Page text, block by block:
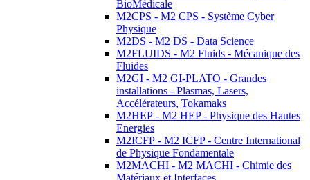
BioMédicale
M2CPS - M2 CPS - Système Cyber
Physique
M2DS - M2 DS - Data Science
M2FLUIDS - M2 Fluids - Mécanique des
Fluides
M2GI - M2 GI-PLATO - Grandes
installations - Plasmas, Lasers,
Accélérateurs, Tokamaks
M2HEP - M2 HEP - Physique des Hautes
Energies
M2ICFP - M2 ICFP - Centre International
de Physique Fondamentale
M2MACHI - M2 MACHI - Chimie des
Matériaux et Interfaces